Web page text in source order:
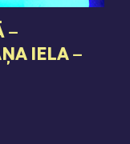
–
IELA –